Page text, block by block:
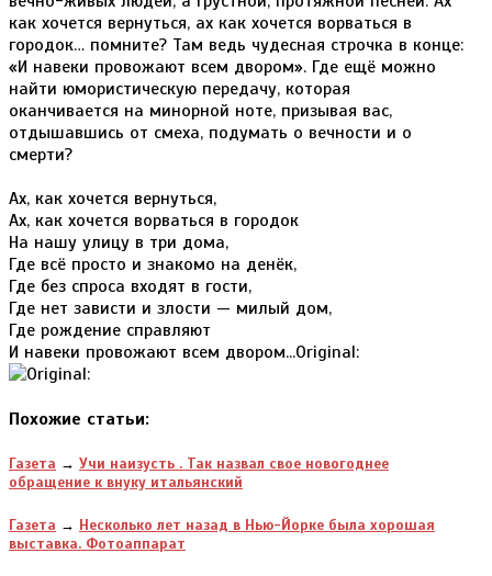
как хочется вернуться, ах как хочется ворваться в
городок… помните? Там ведь чудесная строчка в конце:
«И навеки провожают всем двором». Где ещё можно
найти юмористическую передачу, которая
оканчивается на минорной ноте, призывая вас,
отдышавшись от смеха, подумать о вечности и о
смерти?
Ах, как хочется вернуться,
Ах, как хочется ворваться в городок
На нашу улицу в три дома,
Где всё просто и знакомо на денёк,
Где без спроса входят в гости,
Где нет зависти и злости — милый дом,
Где рождение справляют
И навеки провожают всем двором...Original:
Похожие статьи:
Газета → Учи наизусть . Так назвал свое новогоднее
обращение к внуку итальянский
Газета → Несколько лет назад в Нью-Йорке была хорошая
выставка. Фотоаппарат